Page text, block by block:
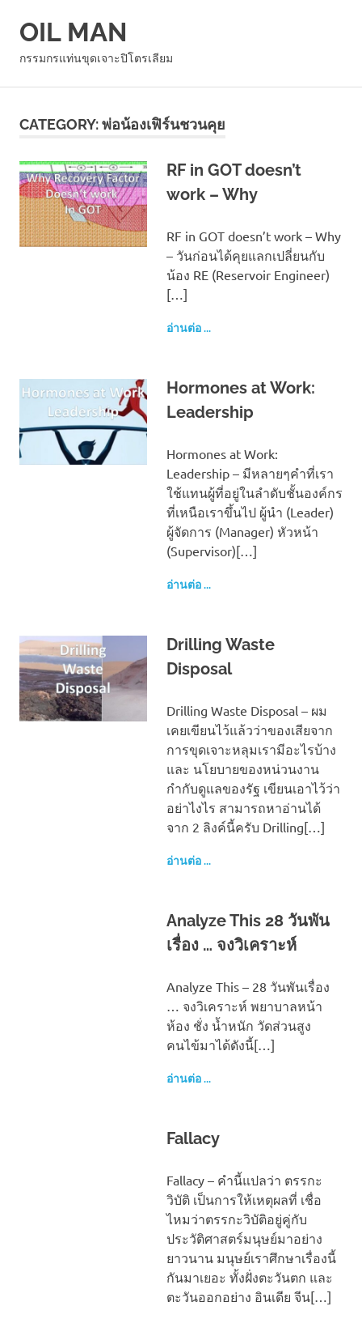
OIL MAN
กรรมกรแท่นขุดเจาะปิโตรเลียม
CATEGORY:พ่อน้องเฟิร์นชวนคุย
RF in GOT doesn’t
work – Why
RF in GOT doesn’t work – Why
– วันก่อนได้คุยแลกเปลี่ยนกับ
น้อง RE (Reservoir Engineer)
[…]
อ่านต่อ ...
Hormones at Work:
Leadership
Hormones at Work:
Leadership – มีหลายๆคำที่เรา
ใช้แทนผู้ที่อยู่ในลำดับชั้นองค์กร
ที่เหนือเราขึ้นไป ผู้นำ (Leader)
ผู้จัดการ (Manager) หัวหน้า
(Supervisor)[…]
อ่านต่อ ...
Drilling Waste
Disposal
Drilling Waste Disposal – ผม
เคยเขียนไว้แล้วว่าของเสียจาก
การขุดเจาะหลุมเรามีอะไรบ้าง
และ นโยบายของหน่วนงาน
กำกับดูแลของรัฐ เขียนเอาไว้ว่า
อย่าไงไร สามารถหาอ่านได้
จาก 2 ลิงค์นี้ครับ Drilling[…]
อ่านต่อ ...
Analyze This 28 วันพัน
เรื่อง … จงวิเคราะห์
Analyze This – 28 วันพันเรื่อง
… จงวิเคราะห์ พยาบาลหน้า
ห้อง ชั่ง น้ำหนัก วัดส่วนสูง
คนไข้มาได้ดังนี้[…]
อ่านต่อ ...
Fallacy
Fallacy – คำนี้แปลว่า ตรรกะ
วิบัติ เป็นการให้เหตุผลที่ เชื่อ
ไหมว่าตรรกะวิบัติอยู่คู่กับ
ประวัติศาสตร์มนุษย์มาอย่าง
ยาวนาน มนุษย์เราศึกษาเรื่องนี้
กันมาเยอะ ทั้งฝั่งตะวันตก และ
ตะวันออกอย่าง อินเดีย จีน[…]